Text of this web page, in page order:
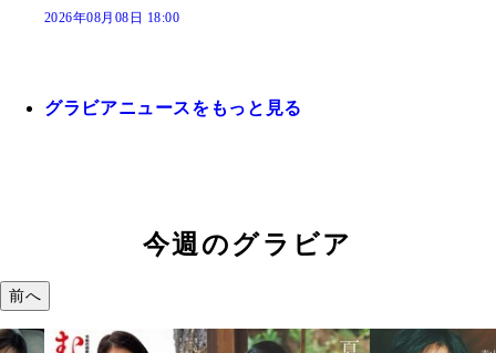
2026年08月08日 18:00
グラビアニュースをもっと見る
今週のグラビア
前へ